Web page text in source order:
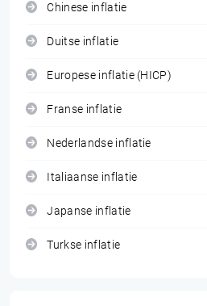
Chinese inflatie
Duitse inflatie
Europese inflatie (HICP)
Franse inflatie
Nederlandse inflatie
Italiaanse inflatie
Japanse inflatie
Turkse inflatie